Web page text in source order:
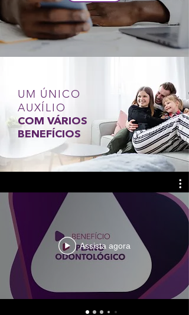
UM ÚNICO
AUXÍLIO
COM VÁRIOS
BENEFÍCIOS
Assista agora